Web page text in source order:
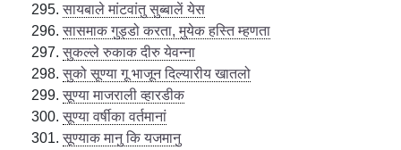
सायबाले मांटवांतु सुब्बालें येस
सासमाक गुड्डो करता, मुयेक हस्ति म्हणता
सुकल्ले रुकाक दीरु येवन्ना
सुको सूण्या गू भाजून दिल्यारीय खातलो
सूण्या माजराली व्हारडीक
सूण्या वर्षीका वर्तमानां
सूण्याक मानु कि यजमानु